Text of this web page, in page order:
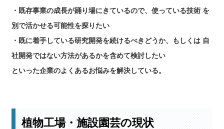
・既存事業の成長が踊り場にきているので、使っている技術 を
別で活かせる可能性を探りたい
・既に着手している研究開発を続けるべきどうか、もしくは 自
社開発ではない方法があるかを含めて検討したい
といった企業のよくあるお悩みを解決している。
植物工場・施設園芸の現状